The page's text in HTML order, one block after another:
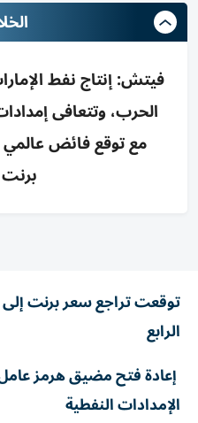
فيتش: إنتاج نفط
الحرب، وتتعافى
مع توقع فائض
الرابع
إعادة فتح مضيق هرمز
الإمدادات النفطية